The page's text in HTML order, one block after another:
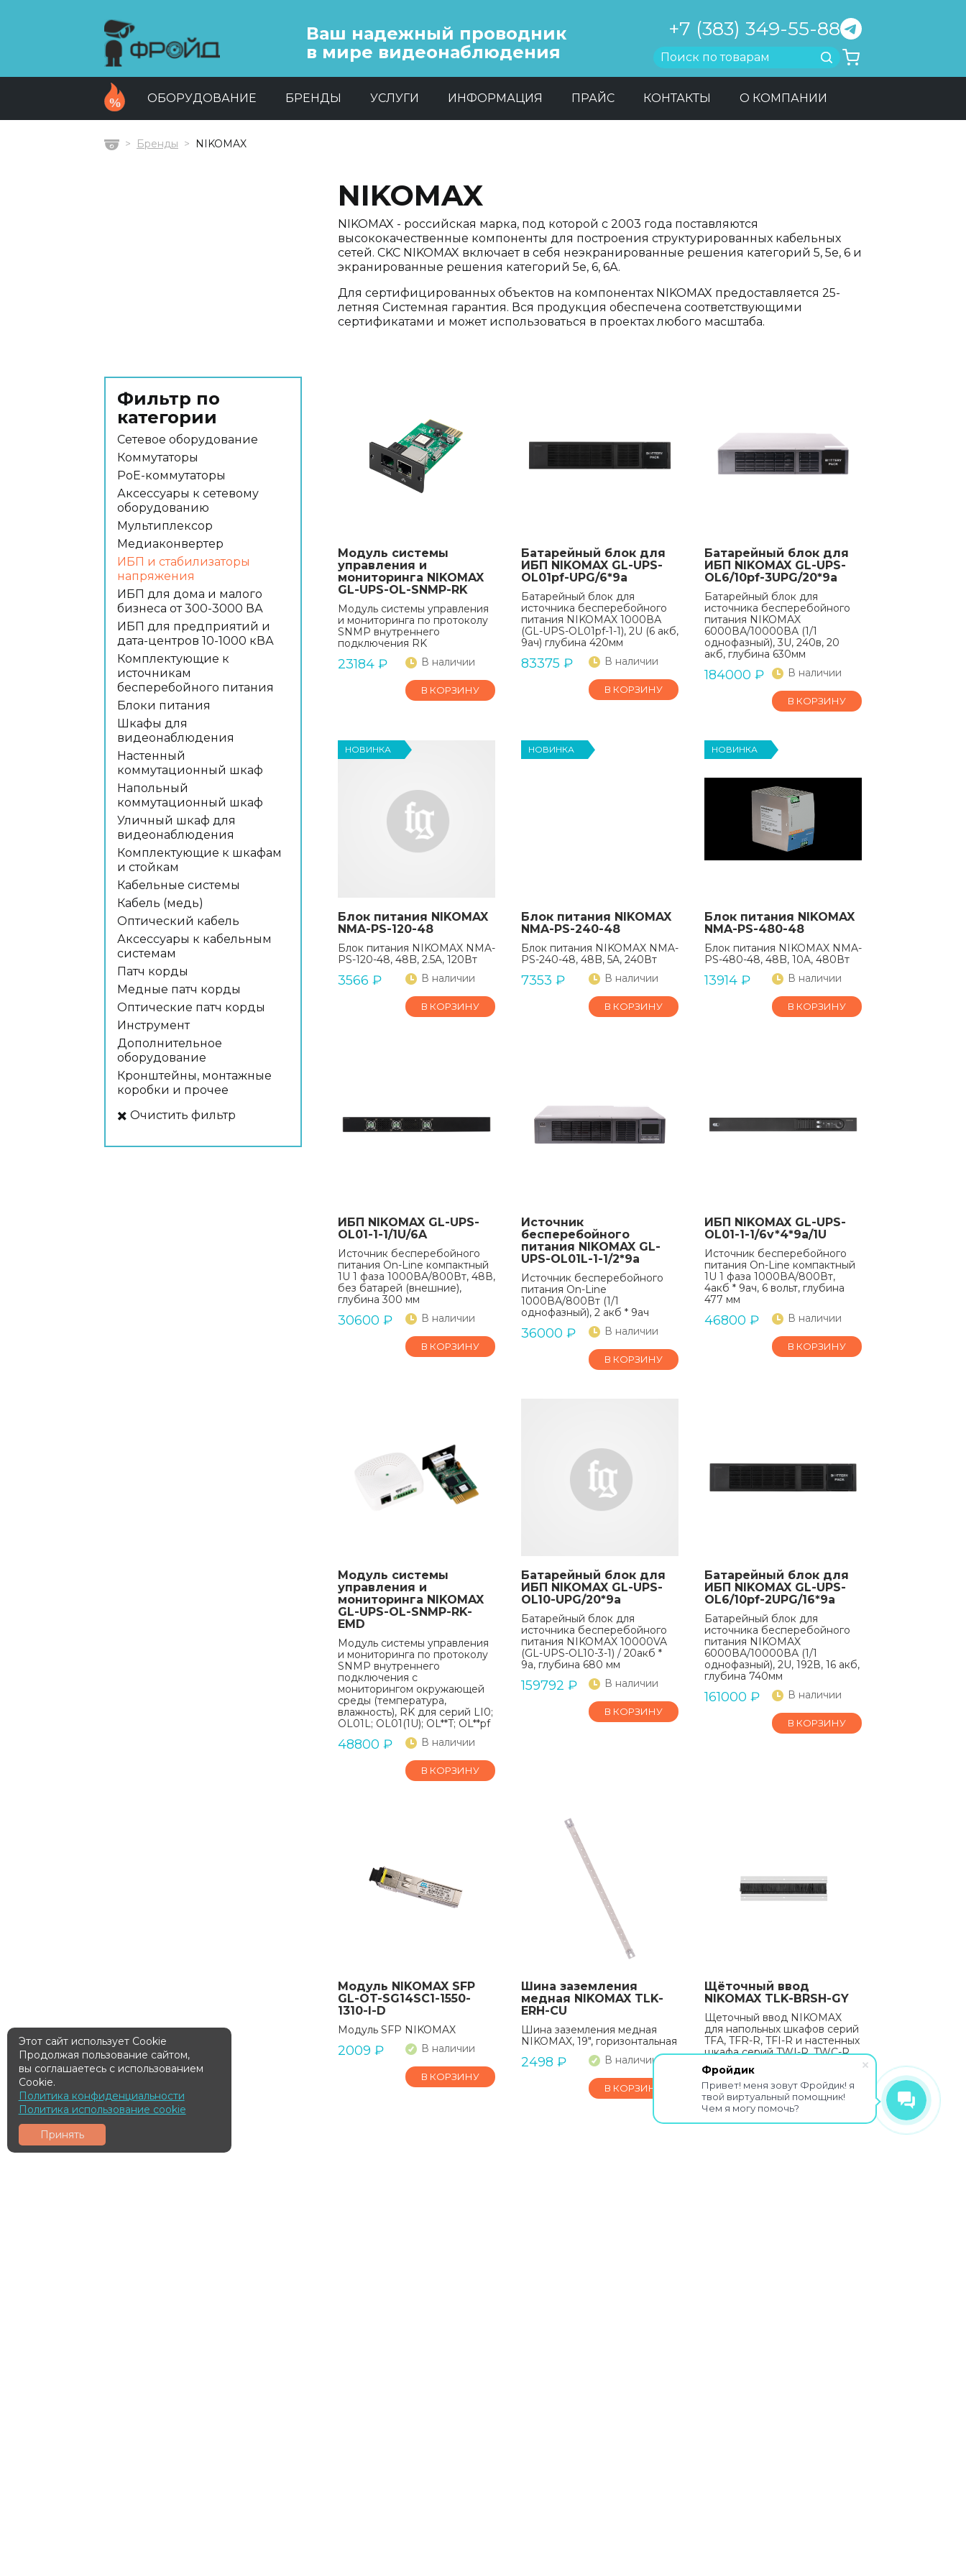
Фройдик
Привет! меня зовут Фройдик! я
твой виртуальный помощник!
Чем я могу помочь?
Ваш надежный проводник
в мире видеонаблюдения
+7 (383) 349-55-88
Найти
ОБОРУДОВАНИЕ БРЕНДЫ УСЛУГИ ИНФОРМАЦИЯ ПРАЙС КОНТАКТЫ О КОМПАНИИ
ГлавнаяБренды NIKOMAX
NIKOMAX
NIKOMAX - российская марка, под которой с 2003 года поставляются
высококачественные компоненты для построения структурированных кабельных
сетей. CKC NIKOMAX включает в себя неэкранированные решения категорий 5, 5е, 6 и
экранированные решения категорий 5е, 6, 6А.
Для сертифицированных объектов на компонентах NIKOMAX предоставляется 25-
летняя Системная гарантия. Вся продукция обеспечена соответствующими
сертификатами и может использоваться в проектах любого масштаба.
Модуль системы
управления и
мониторинга NIKOMAX
GL-UPS-OL-SNMP-RK
Модуль системы управления
и мониторинга по протоколу
SNMP внутреннего
подключения RK
23184 ₽ В наличии
В КОРЗИНУ
Батарейный блок для
ИБП NIKOMAX GL-UPS-
OL01pf-UPG/6*9a
Батарейный блок для
источника бесперебойного
питания NIKOMAX 1000ВА
(GL-UPS-OL01pf-1-1), 2U (6 акб,
9ач) глубина 420мм
83375 ₽ В наличии
В КОРЗИНУ
Батарейный блок для
ИБП NIKOMAX GL-UPS-
OL6/10pf-3UPG/20*9a
Батарейный блок для
источника бесперебойного
питания NIKOMAX
6000ВА/10000ВА (1/1
однофазный), 3U, 240в, 20
акб, глубина 630мм
184000 ₽ В наличии
В КОРЗИНУ
НОВИНКА
Блок питания NIKOMAX
NMA-PS-120-48
Блок питания NIKOMAX NMA-
PS-120-48, 48B, 2.5A, 120Вт
3566 ₽ В наличии
В КОРЗИНУ
НОВИНКА
Блок питания NIKOMAX
NMA-PS-240-48
Блок питания NIKOMAX NMA-
PS-240-48, 48B, 5A, 240Вт
7353 ₽ В наличии
В КОРЗИНУ
НОВИНКА
Блок питания NIKOMAX
NMA-PS-480-48
Блок питания NIKOMAX NMA-
PS-480-48, 48B, 10A, 480Вт
13914 ₽ В наличии
В КОРЗИНУ
ИБП NIKOMAX GL-UPS-
OL01-1-1/1U/6A
Источник бесперебойного
питания On-Line компактный
1U 1 фаза 1000ВА/800Вт, 48В,
без батарей (внешние),
глубина 300 мм
30600 ₽ В наличии
В КОРЗИНУ
Источник
бесперебойного
питания NIKOMAX GL-
UPS-OL01L-1-1/2*9a
Источник бесперебойного
питания On-Line
1000ВА/800Вт (1/1
однофазный), 2 акб * 9aч
36000 ₽ В наличии
В КОРЗИНУ
ИБП NIKOMAX GL-UPS-
OL01-1-1/6v*4*9a/1U
Источник бесперебойного
питания On-Line компактный
1U 1 фаза 1000ВА/800Вт,
4акб * 9ач, 6 вольт, глубина
477 мм
46800 ₽ В наличии
В КОРЗИНУ
Модуль системы
управления и
мониторинга NIKOMAX
GL-UPS-OL-SNMP-RK-
EMD
Модуль системы управления
и мониторинга по протоколу
SNMP внутреннего
подключения с
мониторингом окружающей
среды (температура,
влажность), RK для серий LI0;
OL01L; OL01(1U); OL**T; OL**pf
48800 ₽ В наличии
В КОРЗИНУ
Батарейный блок для
ИБП NIKOMAX GL-UPS-
OL10-UPG/20*9a
Батарейный блок для
источника бесперебойного
питания NIKOMAX 10000VA
(GL-UPS-OL10-3-1) / 20акб *
9а, глубина 680 мм
159792 ₽ В наличии
В КОРЗИНУ
Батарейный блок для
ИБП NIKOMAX GL-UPS-
OL6/10pf-2UPG/16*9a
Батарейный блок для
источника бесперебойного
питания NIKOMAX
6000ВА/10000ВА (1/1
однофазный), 2U, 192В, 16 акб,
глубина 740мм
161000 ₽ В наличии
В КОРЗИНУ
Модуль NIKOMAX SFP
GL-OT-SG14SC1-1550-
1310-I-D
Модуль SFP NIKOMAX
2009 ₽ В наличии
В КОРЗИНУ
Шина заземления
медная NIKOMAX TLK-
ERH-CU
Шина заземления медная
NIKOMAX, 19", горизонтальная
2498 ₽ В наличии
В КОРЗИНУ
Щёточный ввод
NIKOMAX TLK-BRSH-GY
Щеточный ввод NIKOMAX
для напольных шкафов серий
TFA, TFR-R, TFI-R и настенных
шкафа серий TWI-R, TWC-R,
цвет серый RAL 7035
2873₽ В наличии
В КОРЗИНУ
Фильтр по
категории
Сетевое оборудование
Коммутаторы
PoE-коммутаторы
Аксессуары к сетевому
оборудованию
Мультиплексор
Медиаконвертер
ИБП и стабилизаторы
напряжения
ИБП для дома и малого
бизнеса от 300-3000 ВА
ИБП для предприятий и
дата-центров 10-1000 кВА
Комплектующие к
источникам
бесперебойного питания
Блоки питания
Шкафы для
видеонаблюдения
Настенный
коммутационный шкаф
Напольный
коммутационный шкаф
Уличный шкаф для
видеонаблюдения
Комплектующие к шкафам
и стойкам
Кабельные системы
Кабель (медь)
Оптический кабель
Аксессуары к кабельным
системам
Патч корды
Медные патч корды
Оптические патч корды
Инструмент
Дополнительное
оборудование
Кронштейны, монтажные
коробки и прочее
✖️ Очистить фильтр
Этот сайт использует Cookie
Продолжая пользование сайтом,
вы соглашаетесь с использованием
Cookie.
Политика конфиденциальности
Политика использование cookie
Принять